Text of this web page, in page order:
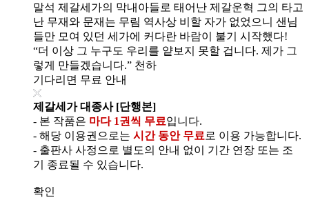
말석 제갈세가의 막내아들로 태어난 제갈운혁 그의 타고
난 무재와 문재는 무림 역사상 비할 자가 없었으니 샌님
들만 모여 있던 세가에 커다란 바람이 불기 시작했다!
“더 이상 그 누구도 우리를 얕보지 못할 겁니다. 제가 그
렇게 만들겠습니다.” 천하
기다리면 무료 안내
제갈세가 대종사 [단행본]
- 본 작품은 마다 1권씩 무료입니다.
- 해당 이용권으로는 시간 동안 무료 로 이용 가능합니다.
- 출판사 사정으로 별도의 안내 없이 기간 연장 또는 조
기 종료될 수 있습니다.
확인